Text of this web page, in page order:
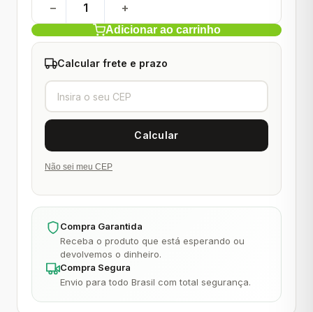
− +
Adicionar ao carrinho
Calcular frete e prazo
Não sei meu CEP
Compra Garantida
Receba o produto que está esperando ou
devolvemos o dinheiro.
Compra Segura
Envio para todo Brasil com total segurança.